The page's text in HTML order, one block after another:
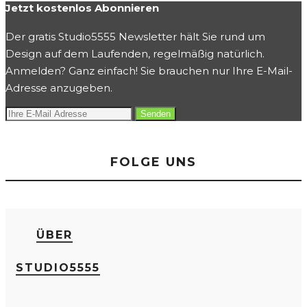
Jetzt kostenlos Abonnieren
Der gratis Studio5555 Newsletter hält Sie rund um
Design auf dem Laufenden, regelmäßig natürlich.
Anmelden? Ganz einfach! Sie brauchen nur Ihre E-Mail-
Adresse anzugeben.
FOLGE UNS
ÜBER
STUDIO5555